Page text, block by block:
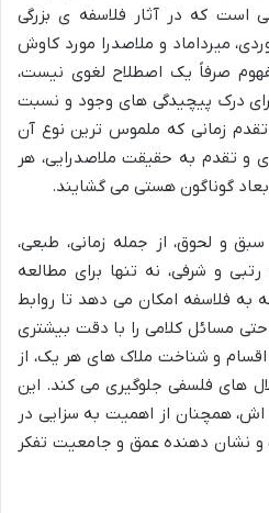
است که در آثار فلاسفه ی بزرگی
میرداماد و ملاصدرا مورد کاوش
صرفاً یک اصطلاح لغوی نیست،
برای درک پیچیدگی های وجود و نسبت
زمانی که ملموس ترین نوع آن
و تقدم به حقیقت ملاصدرایی، هر
گوناگون هستی می گشایند.
و لحوق، از جمله زمانی، طبعی،
رتبی و شرفی، نه تنها برای مطالعه
فلاسفه امکان می دهد تا روابط
مسائل کلامی را با دقت بیشتری
و شناخت ملاک های هر یک، از
های فلسفی جلوگیری می کند. این
همچنان از اهمیت به سزایی در
و نشان دهنده عمق و جامعیت تفکر